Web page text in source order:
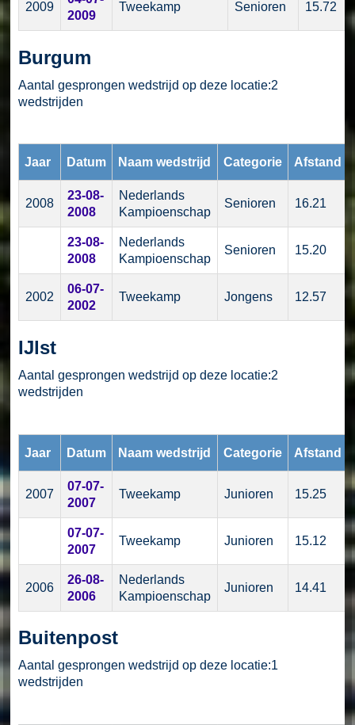
2009
2009
Tweekamp Senioren 15.72
Burgum
Aantal gesprongen wedstrijd op deze locatie:2
wedstrijden
Jaar Datum Naam wedstrijd Categorie Afstand
2008
23-08-
2008
Nederlands
Kampioenschap
Senioren 16.21
23-08-
2008
Nederlands
Kampioenschap
Senioren 15.20
2002
06-07-
2002
Tweekamp Jongens 12.57
IJlst
Aantal gesprongen wedstrijd op deze locatie:2
wedstrijden
Jaar Datum Naam wedstrijd Categorie Afstand
2007
07-07-
2007
Tweekamp Junioren 15.25
07-07-
2007
Tweekamp Junioren 15.12
2006
26-08-
2006
Nederlands
Kampioenschap
Junioren 14.41
Buitenpost
Aantal gesprongen wedstrijd op deze locatie:1
wedstrijden